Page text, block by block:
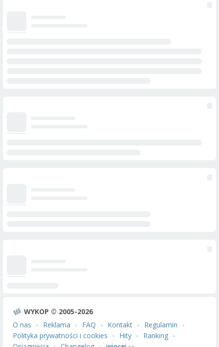
WYKOP © 2005-2026
O nas
Reklama FAQ Kontakt
Regulamin
Polityka prywatności i cookies
Hity
Ranking